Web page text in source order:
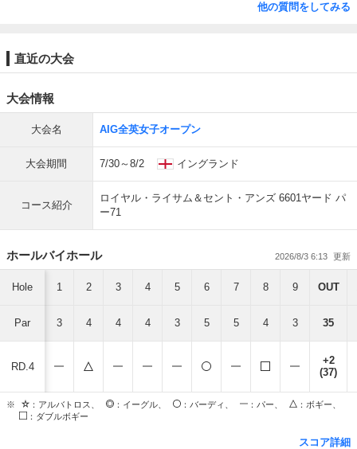
他の質問をしてみる
直近の大会
大会情報
大会名 AIG全英女子オープン
大会期間 7/30～8/2 イングランド
コース紹介
ロイヤル・ライサム＆セント・アンズ 6601ヤード パ
ー71
ホールバイホール 2026/8/3 6:13
Hole
Par
RD.4
1 2 3 4 5 6 7 8 9 OUT
3 4 4 4 3 5 5 4 3 35
+2
(37)
※ ：アルバトロス、 ：イーグル、 ：バーディ、 ：パー、
：ボギー、
：ダブルボギー
スコア詳細